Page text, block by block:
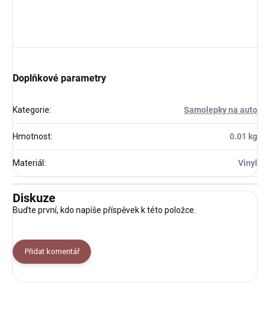
Doplňkové parametry
Kategorie: Samolepky na auto
Hmotnost: 0.01 kg
Materiál : Vinyl
Diskuze
Buďte první, kdo napíše příspěvek k této položce.
Přidat komentář